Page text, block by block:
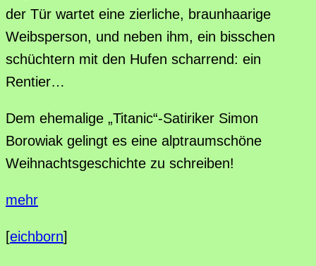
der Tür wartet eine zierliche, braunhaarige
Weibsperson, und neben ihm, ein bisschen
schüchtern mit den Hufen scharrend: ein
Rentier…
Dem ehemalige „Titanic“-Satiriker Simon
Borowiak gelingt es eine alptraumschöne
Weihnachtsgeschichte zu schreiben!
mehr
[eichborn]